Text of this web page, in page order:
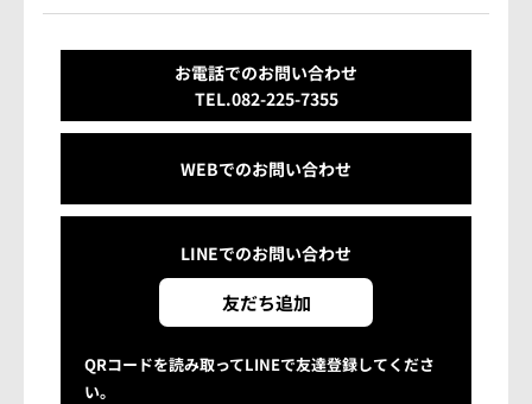
お電話でのお問い合わせ
TEL.082-225-7355
WEBでのお問い合わせ
LINEでのお問い合わせ
友だち追加
QRコードを読み取ってLINEで友達登録してくださ
い。